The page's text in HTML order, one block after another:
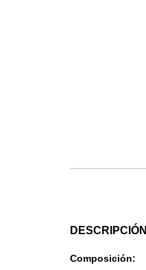
DESCRIPCIÓN
Composición: